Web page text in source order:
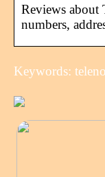
Reviews about
numbers,
Keywords: